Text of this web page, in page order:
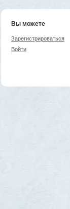
Вы можете
Зарегистрироваться
Войти